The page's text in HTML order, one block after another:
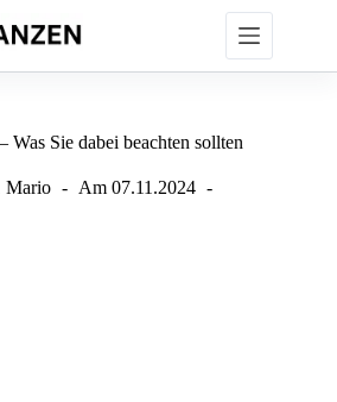
Was Sie dabei beachten sollten
Mario Am 07.11.2024